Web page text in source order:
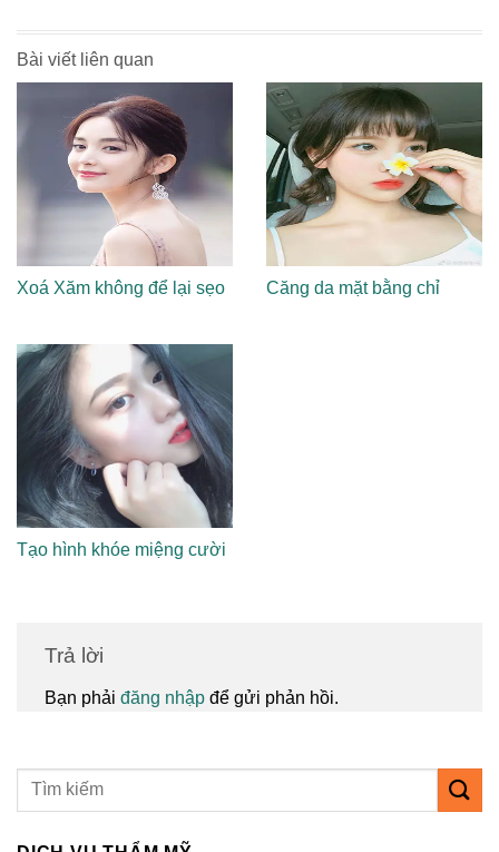
Bài viết liên quan
Xoá Xăm không để lại sẹo Căng da mặt bằng chỉ
Tạo hình khóe miệng cười
Trả lời
Bạn phải đăng nhập để gửi phản hồi.